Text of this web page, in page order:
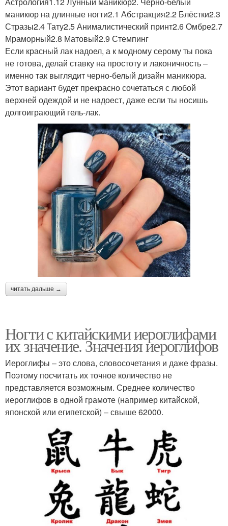
маникюр на длинные ногти2.1 Абстракция2.2 Блёстки2.3
Стразы2.4 Тату2.5 Анималистический принт2.6 Омбре2.7
Мраморный2.8 Матовый2.9 Стемпинг
Если красный лак надоел, а к модному серому ты пока
не готова, делай ставку на простоту и лаконичность –
именно так выглядит черно-белый дизайн маникюра.
Этот вариант будет прекрасно сочетаться с любой
верхней одеждой и не надоест, даже если ты носишь
долгоиграющий гель-лак.
читать дальше →
Ногти с китайскими иероглифами
их значение. Значения иероглифов
Иероглифы – это слова, словосочетания и даже фразы.
Поэтому посчитать их точное количество не
представляется возможным. Среднее количество
иероглифов в одной грамоте (например китайской,
японской или египетской) – свыше 62000.